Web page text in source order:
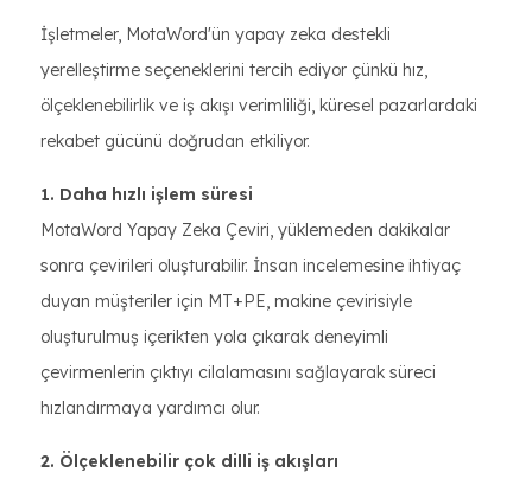
İşletmeler, MotaWord'ün yapay zeka destekli
yerelleştirme seçeneklerini tercih ediyor çünkü hız,
ölçeklenebilirlik ve iş akışı verimliliği, küresel pazarlardaki
rekabet gücünü doğrudan etkiliyor.
1. Daha hızlı işlem süresi
MotaWord Yapay Zeka Çeviri, yüklemeden dakikalar
sonra çevirileri oluşturabilir. İnsan incelemesine ihtiyaç
duyan müşteriler için MT+PE, makine çevirisiyle
oluşturulmuş içerikten yola çıkarak deneyimli
çevirmenlerin çıktıyı cilalamasını sağlayarak süreci
hızlandırmaya yardımcı olur.
2. Ölçeklenebilir çok dilli iş akışları